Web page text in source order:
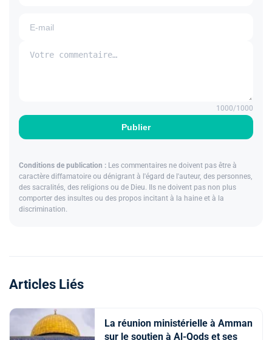
Publier
1000/1000
Conditions de publication : Les commentaires ne doivent pas être à
caractère diffamatoire ou dénigrant à l'égard de l'auteur, des personnes,
des sacralités, des religions ou de Dieu. Ils ne doivent pas non plus
comporter des insultes ou des propos incitant à la haine et à la
discrimination.
Articles Liés
La réunion ministérielle à Amman
sur le soutien à Al-Qods et ses